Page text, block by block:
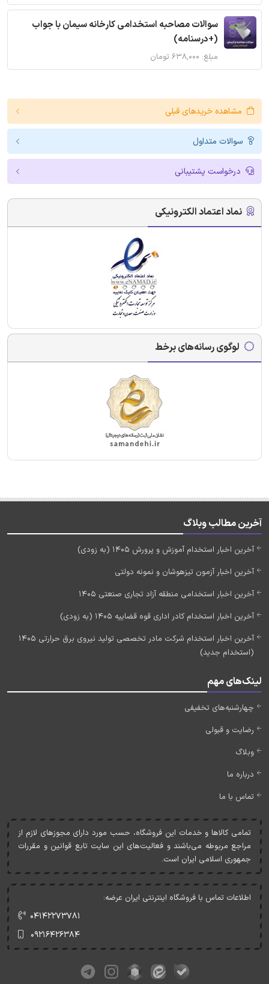
سوالات مصاحبه استخدامی کارخانه سیمان با جواب
(+درسنامه)
مبلغ: ۶۳۸,۰۰۰ تومان
مشاهده خریدهای قبلی
سوالات متداول
درخواست پشتیبانی
نماد اعتماد الکترونیکی
لوگوی رسانه‌های برخط
آخرین مطالب وبلاگ
آخرین اخبار استخدام آموزش و پرورش 1405 (به زودی)
آخرین اخبار آزمون تیزهوشان و نمونه دولتی
آخرین اخبار استخدامی منطقه آزاد تجاری صنعتی 1405
آخرین اخبار استخدام کادر اداری قوه قضاییه 1405 (به زودی)
آخرین اخبار استخدام شرکت مادر تخصصی تولید نیروی برق حرارتی 1405
(استخدام جدید)
لینک‌های مهم
چهارشنبه‌های تخفیفی
رضایت و قبولی
وبلاگ
درباره ما
تماس با ما
تمامی کالاها و خدمات اين فروشگاه، حسب مورد دارای مجوزهای لازم از
مراجع مربوطه می‌باشند و فعاليت‌های اين سايت تابع قوانين و مقررات
جمهوری اسلامی ايران است.
اطلاعات تماس با فروشگاه اینترنتی ایران عرضه:
۰۴۱۴۲۲۷۳۷۸۱
۰۹۲۱۶۴۲۶۳۸۴